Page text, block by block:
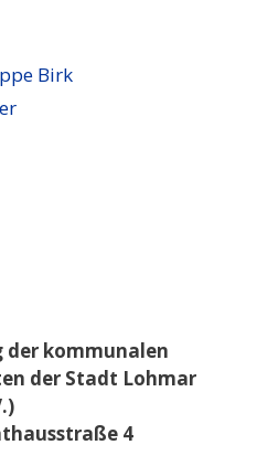
Birk
der kommunalen
der Stadt Lohmar
4